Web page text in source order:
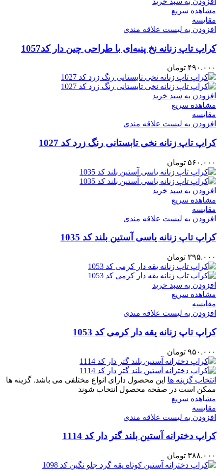
مشاهده سریع
مقایسه
افزودن به لیست علاقه مندی
کراپ تاپ زنانه نخ‌ پنبه‌ای با طراحی چین‌ دار کد1057
۴۹۰.۰۰۰ تومان
افزودن به سبد خرید
مشاهده سریع
مقایسه
افزودن به لیست علاقه مندی
کراپ تاپ زنانه نخی تابستانی رنگ زرد کد 1027
۵۶۰.۰۰۰ تومان
افزودن به سبد خرید
مشاهده سریع
مقایسه
افزودن به لیست علاقه مندی
کراپ تاپ زنانه یاسی آستین بلند کد 1035
۳۹۵.۰۰۰ تومان
افزودن به سبد خرید
مشاهده سریع
مقایسه
افزودن به لیست علاقه مندی
کراپ تاپ زنانه یقه‌ دار کرمی کد 1053
۹۵۰.۰۰۰ تومان
انتخاب گزینه ها این محصول دارای انواع مختلفی می باشد. گزینه ها
ممکن است در صفحه محصول انتخاب شوند
مشاهده سریع
مقایسه
افزودن به لیست علاقه مندی
کراپ دخترانه آستین بلند گتر دار کد 1114
۳۸۸.۰۰۰ تومان